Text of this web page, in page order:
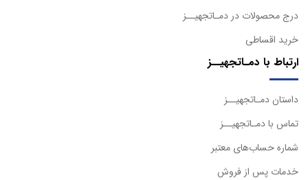
درج محصولات در دمـاتجهیــز
خرید اقساطی
ارتباط با دمـاتجهیــز
داستان دمـاتجهیــز
تماس با دمـاتجهیــز
شماره حساب‌های معتبر
خدمات پس از فروش